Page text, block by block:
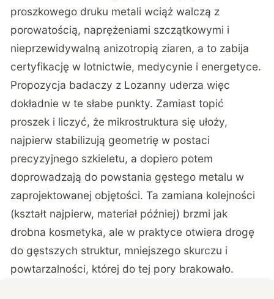
proszkowego druku metali wciąż walczą z
porowatością, naprężeniami szczątkowymi i
nieprzewidywalną anizotropią ziaren, a to zabija
certyfikację w lotnictwie, medycynie i energetyce.
Propozycja badaczy z Lozanny uderza więc
dokładnie w te słabe punkty. Zamiast topić
proszek i liczyć, że mikrostruktura się ułoży,
najpierw stabilizują geometrię w postaci
precyzyjnego szkieletu, a dopiero potem
doprowadzają do powstania gęstego metalu w
zaprojektowanej objętości. Ta zamiana kolejności
(kształt najpierw, materiał później) brzmi jak
drobna kosmetyka, ale w praktyce otwiera drogę
do gęstszych struktur, mniejszego skurczu i
powtarzalności, której do tej pory brakowało.